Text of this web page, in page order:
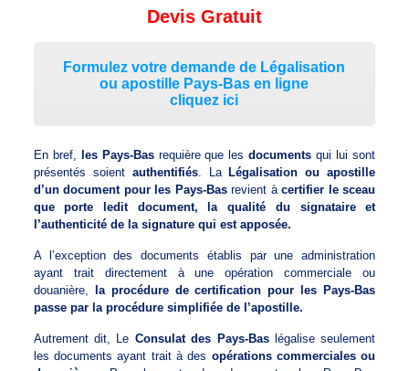
Devis Gratuit
Formulez votre demande de Légalisation
ou apostille Pays-Bas en ligne
cliquez ici
En bref, les Pays-Basrequière que lesdocumentsqui lui sont
présentés soient authentifiés. La Légalisation ou apostille
d’un document pour les Pays-Basrevient àcertifier le sceau
que porte ledit document, la qualité du signataire et
l’authenticité de la signature qui est apposée.
A l’exception des documents établis par une administration
ayant trait directement à une opération commerciale ou
douanière,
la procédure de certification pour les Pays-Bas
passe par la procédure simplifiée de l’apostille.
Autrement dit, Le Consulat des Pays-Baslégalise seulement
les documents ayant trait à des opérations commerciales ou